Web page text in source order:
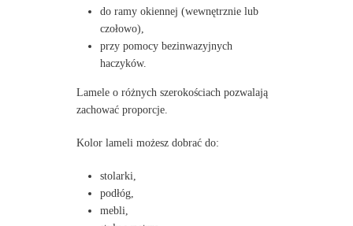
do ramy okiennej (wewnętrznie lub
czołowo),
przy pomocy bezinwazyjnych
haczyków.
Lamele o różnych szerokościach pozwalają
zachować proporcje.
Kolor lameli możesz dobrać do:
stolarki,
podłóg,
mebli,